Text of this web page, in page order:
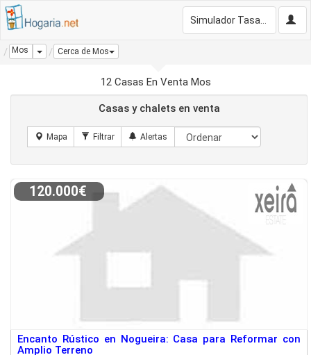
Mos Dropdown
Cerca de Mos
12 Casas En Venta Mos
Casas y chalets en venta
120.000€
Encanto Rústico en Nogueira: Casa para Reformar con
Amplio Terreno